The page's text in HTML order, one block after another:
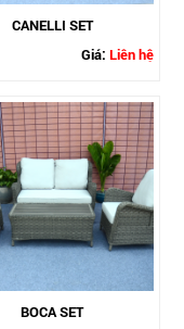
CANELLI SET
Giá:Liên hệ
BOCA SET